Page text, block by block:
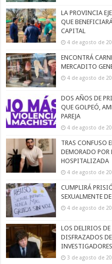
LA PROVINCIA
QUE
CAPITAL
4 de agosto de
ENCONTRÁ
MERCADITO
4 de agosto de
DOS AÑOS DE
QUE GOLPEÓ,
PAREJA
4 de agosto de
TRAS CONFUSO
DEMORADO POR
HOSPITALIZADA
4 de agosto de
CUMPLIRÁ
SEXUALMENTE
4 de agosto de
LOS DELIRIOS
DISFRAZADOS
3 de agosto de